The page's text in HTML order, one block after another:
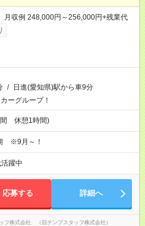
収例 248,000円～256,000円+残業代
/ 日進(愛知県)駅から車9分
ーグループ！
間 休憩1時間)
※9月～！
躍中
応募する 詳細へ
フ株式会社 （旧テンプスタッフ株式会社）